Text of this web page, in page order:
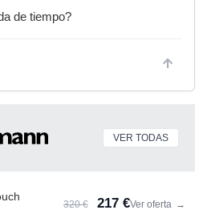
de tiempo?
VER TODAS
320 € 217 €Ver oferta →